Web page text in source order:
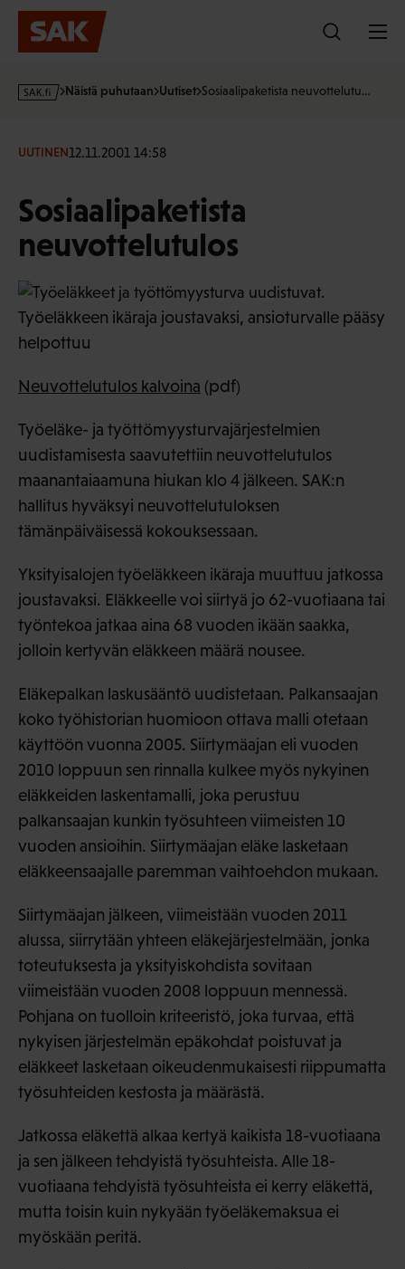
Hyppää
sisältöön
s
·
Näistä puhutaan Uutiset Sosiaalipaketista neuvottelutu…
UUTINEN12.11.2001 14:58
Sosiaalipaketista
neuvottelutulos
Työeläkkeen ikäraja joustavaksi, ansioturvalle pääsy
helpottuu
Neuvottelutulos kalvoina (pdf)
Työeläke- ja työttömyysturvajärjestelmien
uudistamisesta saavutettiin neuvottelutulos
maanantaiaamuna hiukan klo 4 jälkeen. SAK:n
hallitus hyväksyi neuvottelutuloksen
tämänpäiväisessä kokouksessaan.
Yksityisalojen työeläkkeen ikäraja muuttuu jatkossa
joustavaksi. Eläkkeelle voi siirtyä jo 62-vuotiaana tai
työntekoa jatkaa aina 68 vuoden ikään saakka,
jolloin kertyvän eläkkeen määrä nousee.
Eläkepalkan laskusääntö uudistetaan. Palkansaajan
koko työhistorian huomioon ottava malli otetaan
käyttöön vuonna 2005. Siirtymäajan eli vuoden
2010 loppuun sen rinnalla kulkee myös nykyinen
eläkkeiden laskentamalli, joka perustuu
palkansaajan kunkin työsuhteen viimeisten 10
vuoden ansioihin. Siirtymäajan eläke lasketaan
eläkkeensaajalle paremman vaihtoehdon mukaan.
Siirtymäajan jälkeen, viimeistään vuoden 2011
alussa, siirrytään yhteen eläkejärjestelmään, jonka
toteutuksesta ja yksityiskohdista sovitaan
viimeistään vuoden 2008 loppuun mennessä.
Pohjana on tuolloin kriteeristö, joka turvaa, että
nykyisen järjestelmän epäkohdat poistuvat ja
eläkkeet lasketaan oikeudenmukaisesti riippumatta
työsuhteiden kestosta ja määrästä.
Jatkossa eläkettä alkaa kertyä kaikista 18-vuotiaana
ja sen jälkeen tehdyistä työsuhteista. Alle 18-
vuotiaana tehdyistä työsuhteista ei kerry eläkettä,
mutta toisin kuin nykyään työeläkemaksua ei
myöskään peritä.